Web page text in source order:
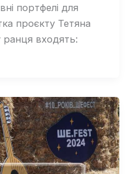
портфелі для
проєкту Тетяна
входять: